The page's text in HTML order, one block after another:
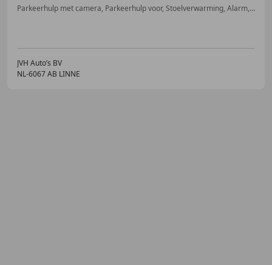
Parkeerhulp met camera, Parkeerhulp voor, Stoelverwarming, Alarm, Lendensteun, Garantie, Automatische klimaatregeling, Getinte ramen
JVH Auto’s BV
NL-6067 AB LINNE